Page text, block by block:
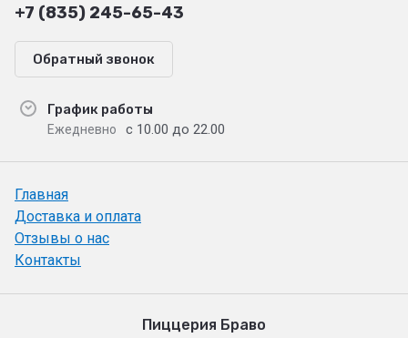
+7 (835) 245-65-43
Обратный звонок
График работы
Ежедневно с 10.00 до 22.00
Главная
Доставка и оплата
Отзывы о нас
Контакты
Пиццерия Браво